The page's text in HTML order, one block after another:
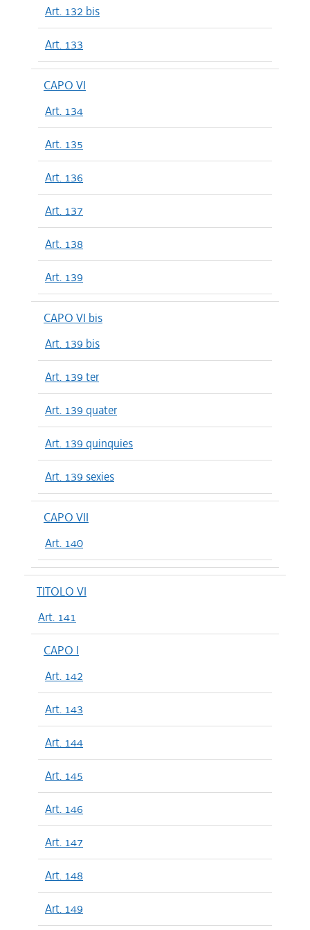
Art. 132 bis
Art. 133
CAPO VI
Art. 134
Art. 135
Art. 136
Art. 137
Art. 138
Art. 139
CAPO VI bis
Art. 139 bis
Art. 139 ter
Art. 139 quater
Art. 139 quinquies
Art. 139 sexies
CAPO VII
Art. 140
TITOLO VI
Art. 141
CAPO I
Art. 142
Art. 143
Art. 144
Art. 145
Art. 146
Art. 147
Art. 148
Art. 149